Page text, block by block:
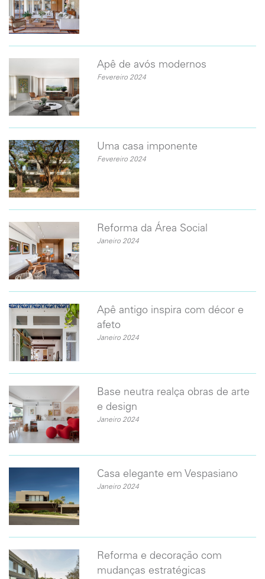
​Apê de avós modernos
Fevereiro 2024
Uma casa imponente
Fevereiro 2024
Reforma da Área Social
Janeiro 2024
​Apê antigo inspira com décor e
afeto
Janeiro 2024
Base neutra realça obras de arte
e design
Janeiro 2024
Casa elegante em Vespasiano
Janeiro 2024
Reforma e decoração com
mudanças estratégicas